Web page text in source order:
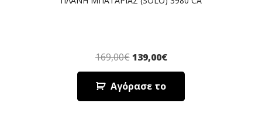
169,00€ 139,00€
Αγόρασε το